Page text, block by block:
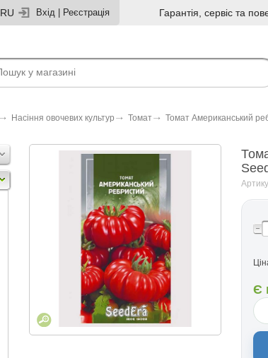
RU Вхід Реєстрація Гарантія, сервіс та
Насіння овочевих культур Томат Томат Американський
Є